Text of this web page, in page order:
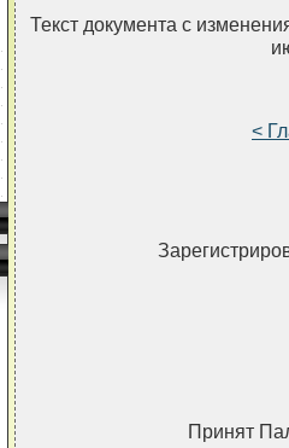
Текст документа с
<
Принят